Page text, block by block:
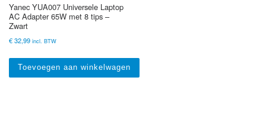
Yanec YUA007 Universele Laptop
AC Adapter 65W met 8 tips –
Zwart
€32,99 incl. BTW
Toevoegen aan winkelwagen